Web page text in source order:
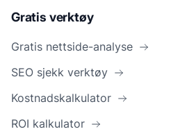
Gratis verktøy
Gratis nettside-analyse
SEO sjekk verktøy
Kostnadskalkulator
ROI kalkulator